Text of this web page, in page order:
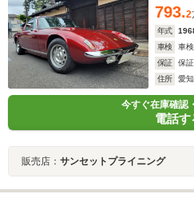
793.2
年式
車検
車
保証
保
住所
愛
今すぐ在庫確認
電話す
販売店： サンセットプライニング